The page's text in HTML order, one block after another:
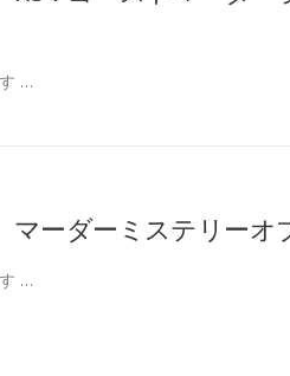
…
ーダーミステリーオ
…